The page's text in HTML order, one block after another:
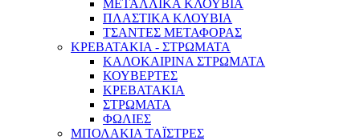
ΜΕΤΑΛΛΙΚΑ ΚΛΟΥΒΙΑ
ΠΛΑΣΤΙΚΑ ΚΛΟΥΒΙΑ
ΤΣΑΝΤΕΣ ΜΕΤΑΦΟΡΑΣ
ΚΡΕΒΑΤΑΚΙΑ - ΣΤΡΩΜΑΤΑ
ΚΑΛΟΚΑΙΡΙΝΑ ΣΤΡΩΜΑΤΑ
ΚΟΥΒΕΡΤΕΣ
ΚΡΕΒΑΤΑΚΙΑ
ΣΤΡΩΜΑΤΑ
ΦΩΛΙΕΣ
ΜΠΟΛΑΚΙΑ ΤΑΪΣΤΡΕΣ